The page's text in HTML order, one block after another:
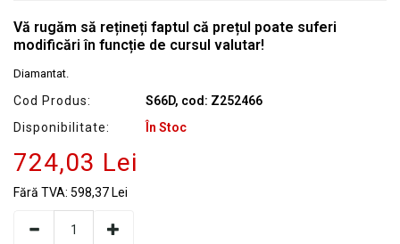
Vă rugăm să rețineți faptul că prețul poate suferi
modificări în funcție de cursul valutar!
Diamantat.
Cod Produs:
S66D, cod: Z252466
Disponibilitate:
În Stoc
724,03 Lei
Fără TVA: 598,37 Lei